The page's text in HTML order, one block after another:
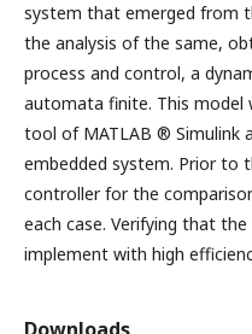
system that emerged from
the analysis of the same,
process and control, a
automata finite. This
tool of MATLAB ® Simulink
embedded system. Prior to
controller for the
each case. Verifying that
implement with high